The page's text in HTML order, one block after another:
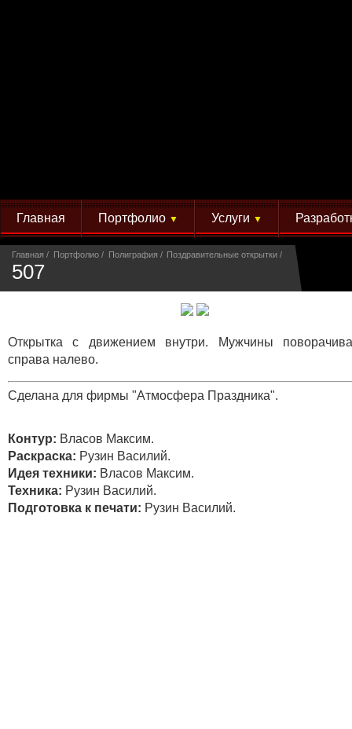
Главная Портфолио ▼ Услуги ▼
Главная Портфолио Полиграфия Поздравительные открытки
507
Открытка с движением внутри. Мужчины
справа налево.
Сделана для фирмы "Атмосфера Праздника".
Контур: Власов Максим.
Раскраска: Рузин Василий.
Идея техники: Власов Максим.
Техника: Рузин Василий.
Подготовка к печати: Рузин Василий.